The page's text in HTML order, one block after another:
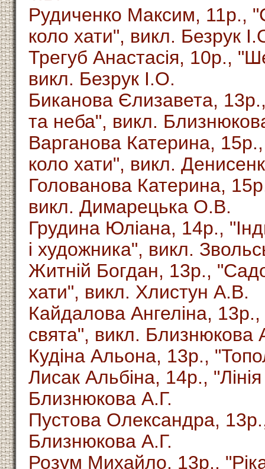
Рудиченко Максим, 11р.,
коло хати", викл. Безрук
Трегуб Анастасія, 10р.,
викл. Безрук І.О.
Биканова Єлизавета,
та неба", викл.
Варганова Катерина,
коло хати", викл.
Голованова Катерина,
викл. Димарецька О.В.
Грудина Юліана, 14р.,
і художника", викл.
Житній Богдан, 13р.,
хати", викл. Хлистун А.В.
Кайдалова Ангеліна,
свята", викл. Близнюкова
Кудіна Альона, 13р.,
Лисак Альбіна, 14р.,
Близнюкова А.Г.
Пустова Олександра,
Близнюкова А.Г.
Розум Михайло, 13р.,